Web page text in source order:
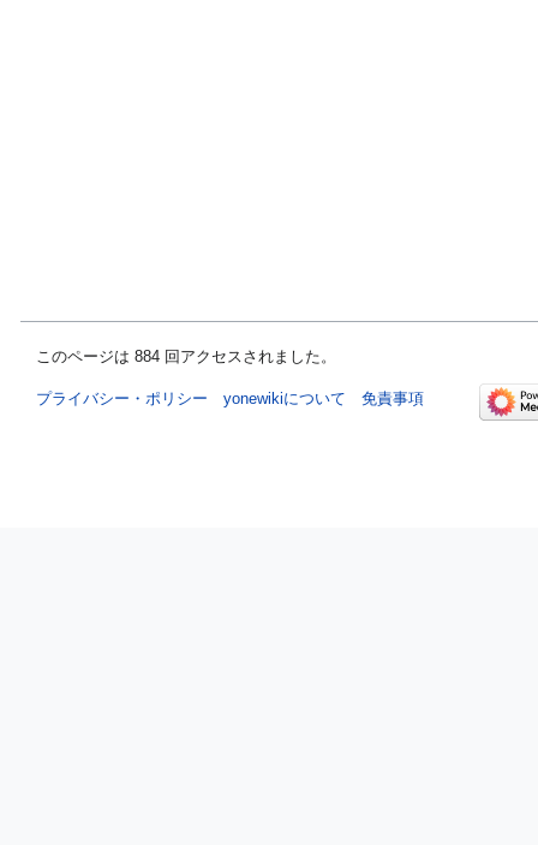
このページは 884 回アクセスされました。
プライバシー・ポリシー yonewikiについて 免責事項